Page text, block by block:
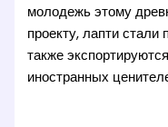
молодежь этому
проекту, лапти
также
иностранных